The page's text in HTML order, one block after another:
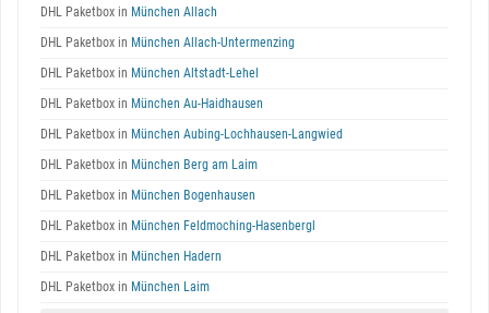
DHL Paketbox in München Allach
DHL Paketbox in München Allach-Untermenzing
DHL Paketbox in München Altstadt-Lehel
DHL Paketbox in München Au-Haidhausen
DHL Paketbox in München Aubing-Lochhausen-Langwied
DHL Paketbox in München Berg am Laim
DHL Paketbox in München Bogenhausen
DHL Paketbox in München Feldmoching-Hasenbergl
DHL Paketbox in München Hadern
DHL Paketbox in München Laim